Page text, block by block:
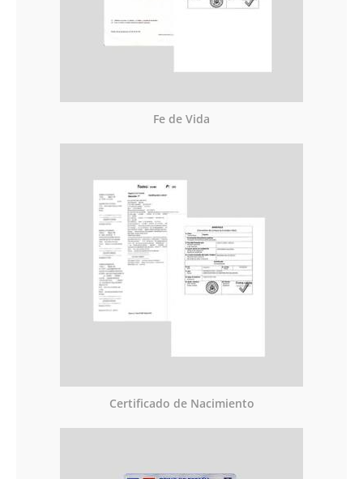
Fe de Vida
Certificado de Nacimiento